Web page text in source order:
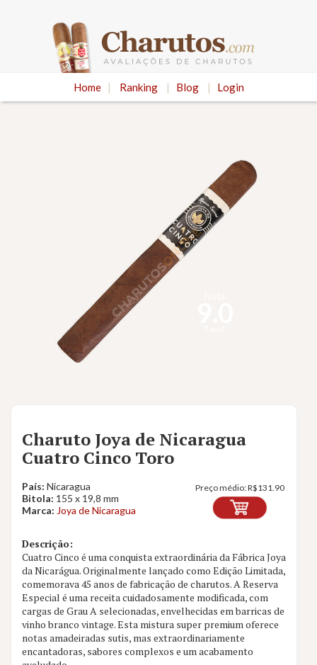
Home | Ranking | Blog | Login
Charuto Joya de Nicaragua
Cuatro Cinco Toro
País: Nicaragua
Bitola: 155 x 19,8 mm
Marca: Joya de Nicaragua
Preço médio:R$131.90
Descrição:
Cuatro Cinco é uma conquista extraordinária da Fábrica Joya
da Nicarágua. Originalmente lançado como Edição Limitada,
comemorava 45 anos de fabricação de charutos. A Reserva
Especial é uma receita cuidadosamente modificada, com
cargas de Grau A selecionadas, envelhecidas em barricas de
vinho branco vintage. Esta mistura super premium oferece
notas amadeiradas sutis, mas extraordinariamente
encantadoras, sabores complexos e um acabamento